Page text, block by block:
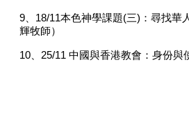
9、 18/11本色神學課題(三) ：尋找華
輝牧師）
10 25/11 中國與香港教會：身份與